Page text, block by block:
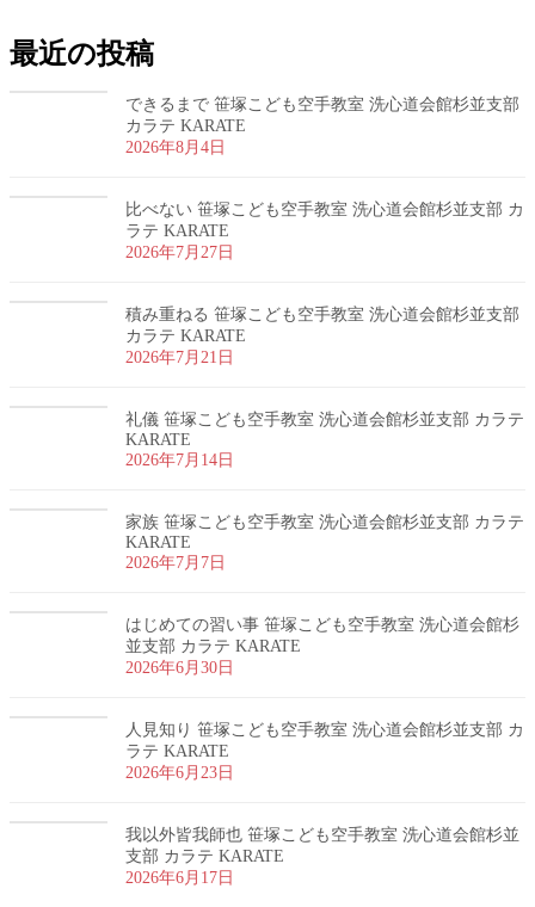
最近の投稿
できるまで 笹塚こども空手教室 洗心道会館杉並支部
カラテ KARATE
2026年8月4日
比べない 笹塚こども空手教室 洗心道会館杉並支部 カ
ラテ KARATE
2026年7月27日
積み重ねる 笹塚こども空手教室 洗心道会館杉並支部
カラテ KARATE
2026年7月21日
礼儀 笹塚こども空手教室 洗心道会館杉並支部 カラテ
KARATE
2026年7月14日
家族 笹塚こども空手教室 洗心道会館杉並支部 カラテ
KARATE
2026年7月7日
はじめての習い事 笹塚こども空手教室 洗心道会館杉
並支部 カラテ KARATE
2026年6月30日
人見知り 笹塚こども空手教室 洗心道会館杉並支部 カ
ラテ KARATE
2026年6月23日
我以外皆我師也 笹塚こども空手教室 洗心道会館杉並
支部 カラテ KARATE
2026年6月17日